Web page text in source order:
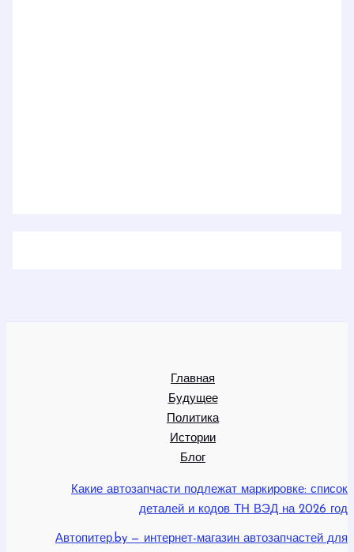
Главная
Будущее
Политика
Истории
Блог
Какие автозапчасти подлежат маркировке: список
деталей и кодов ТН ВЭД на 2026 год
Автопитер.by — интернет-магазин автозапчастей для